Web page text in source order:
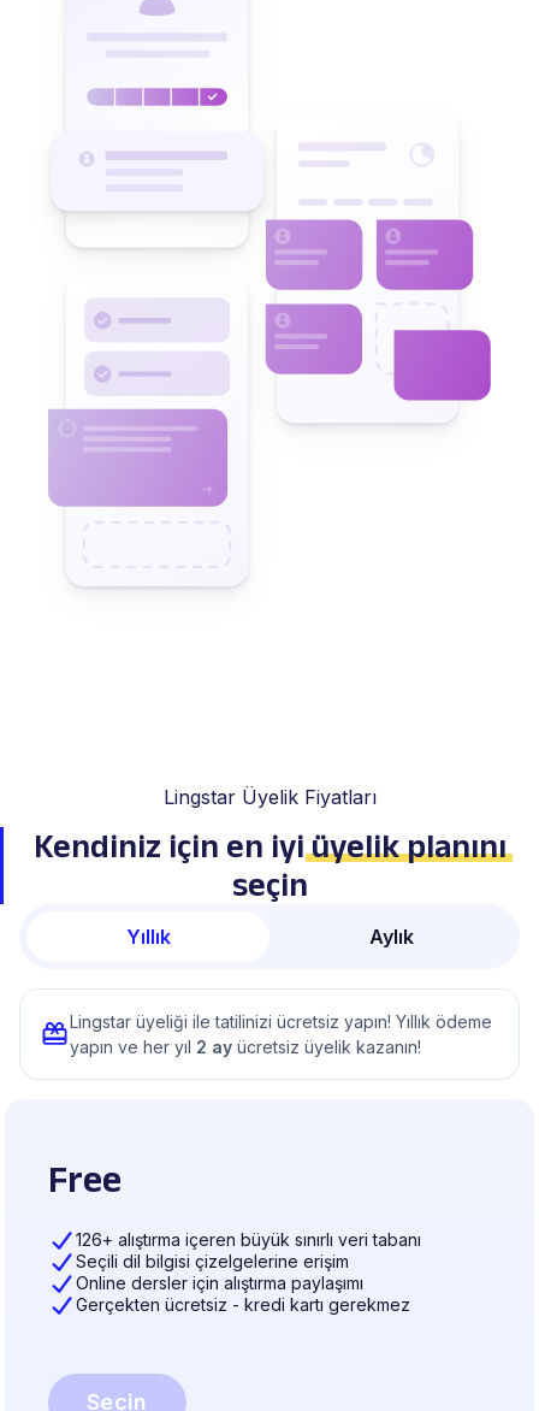
Lingstar Üyelik Fiyatları
Kendiniz için en iyiüyelik planını
seçin
Yıllık Aylık
Lingstar üyeliği ile tatilinizi ücretsiz yapın! Yıllık ödeme
yapın ve her yıl 2 ay ücretsiz üyelik kazanın!
Free
126+ alıştırma içeren büyük sınırlı veri tabanı
Seçili dil bilgisi çizelgelerine erişim
Online dersler için alıştırma paylaşımı
Gerçekten ücretsiz - kredi kartı gerekmez
Seçin